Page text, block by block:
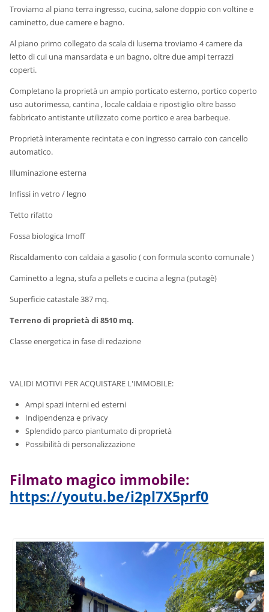
Troviamo al piano terra ingresso, cucina, salone doppio con voltine e
caminetto, due camere e bagno.
Al piano primo collegato da scala di luserna troviamo 4 camere da
letto di cui una mansardata e un bagno, oltre due ampi terrazzi
coperti.
Completano la proprietà un ampio porticato esterno, portico coperto
uso autorimessa, cantina , locale caldaia e ripostiglio oltre basso
fabbricato antistante utilizzato come portico e area barbeque.
Proprietà interamente recintata e con ingresso carraio con cancello
automatico.
Illuminazione esterna
Infissi in vetro / legno
Tetto rifatto
Fossa biologica Imoff
Riscaldamento con caldaia a gasolio ( con formula sconto comunale )
Caminetto a legna, stufa a pellets e cucina a legna (putagè)
Superficie catastale 387 mq.
Terreno di proprietà di 8510 mq.
Classe energetica in fase di redazione
VALIDI MOTIVI PER ACQUISTARE L'IMMOBILE:
Ampi spazi interni ed esterni
Indipendenza e privacy
Splendido parco piantumato di proprietà
Possibilità di personalizzazione
Filmato magico immobile:
https://youtu.be/i2pl7X5prf0